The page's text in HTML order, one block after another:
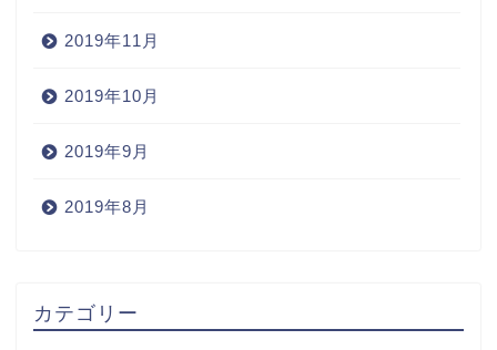
2019年11月
2019年10月
2019年9月
2019年8月
カテゴリー
Wine